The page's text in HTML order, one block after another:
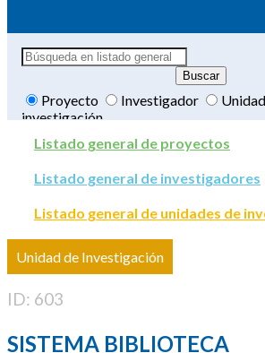
Proyecto Investigador
investigación
Listado general de proyectos
Listado general de investigadores
Listado general de unidades de
Unidad de Investigación
ID: 603
SISTEMA BIBLIOTECA